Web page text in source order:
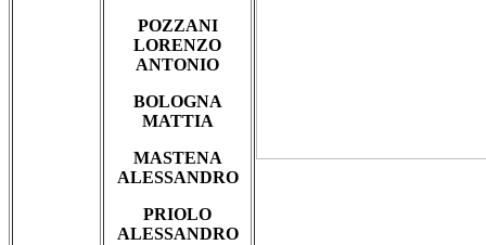
POZZANI
LORENZO
ANTONIO
BOLOGNA
MATTIA
MASTENA
ALESSANDRO
PRIOLO
ALESSANDRO